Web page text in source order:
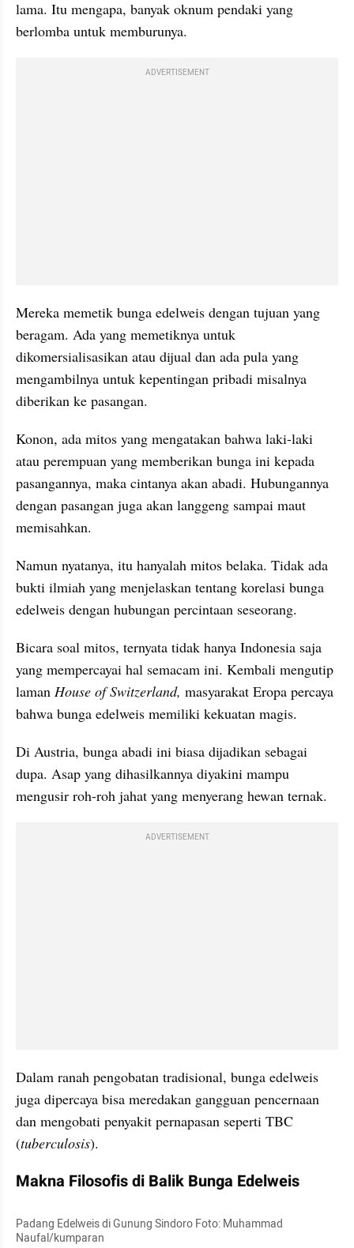
lama. Itu mengapa, banyak oknum pendaki yang
berlomba untuk memburunya.
ADVERTISEMENT
Mereka memetik bunga edelweis dengan tujuan yang
beragam. Ada yang memetiknya untuk
dikomersialisasikan atau dijual dan ada pula yang
mengambilnya untuk kepentingan pribadi misalnya
diberikan ke pasangan.
Konon, ada mitos yang mengatakan bahwa laki-laki
atau perempuan yang memberikan bunga ini kepada
pasangannya, maka cintanya akan abadi. Hubungannya
dengan pasangan juga akan langgeng sampai maut
memisahkan.
Namun nyatanya, itu hanyalah mitos belaka. Tidak ada
bukti ilmiah yang menjelaskan tentang korelasi bunga
edelweis dengan hubungan percintaan seseorang.
Bicara soal mitos, ternyata tidak hanya Indonesia saja
yang mempercayai hal semacam ini. Kembali mengutip
laman House of Switzerland, masyarakat Eropa percaya
bahwa bunga edelweis memiliki kekuatan magis.
Di Austria, bunga abadi ini biasa dijadikan sebagai
dupa. Asap yang dihasilkannya diyakini mampu
mengusir roh-roh jahat yang menyerang hewan ternak.
ADVERTISEMENT
Dalam ranah pengobatan tradisional, bunga edelweis
juga dipercaya bisa meredakan gangguan pencernaan
dan mengobati penyakit pernapasan seperti TBC
(tuberculosis).
Makna Filosofis di Balik Bunga Edelweis
Padang Edelweis di Gunung Sindoro Foto: Muhammad
Naufal/kumparan